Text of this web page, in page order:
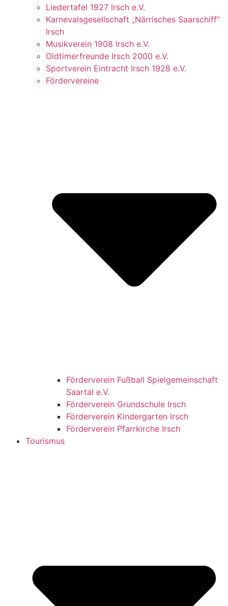
Liedertafel 1927 Irsch e.V.
Karnevalsgesellschaft „Närrisches Saarschiff“
Irsch
Musikverein 1908 Irsch e.V.
Oldtimerfreunde Irsch 2000 e.V.
Sportverein Eintracht Irsch 1928 e.V.
Fördervereine
Förderverein Fußball Spielgemeinschaft
Saartal e.V.
Förderverein Grundschule Irsch
Förderverein Kindergarten Irsch
Förderverein Pfarrkirche Irsch
Tourismus